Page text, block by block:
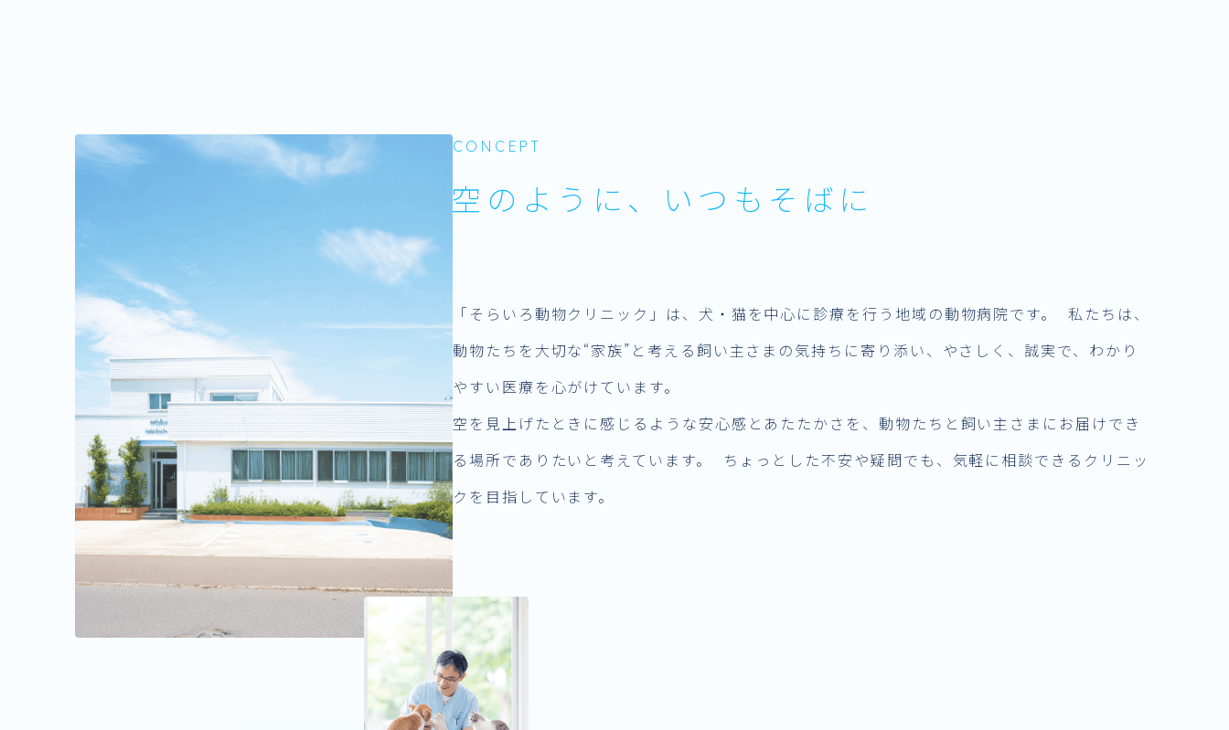
CONCEPT
空のように、いつもそばに
「そらいろ動物クリニック」は、犬・猫を中心に診療を行う地域の動物病院です。 私たちは、
動物たちを大切な“家族”と考える飼い主さまの気持ちに寄り添い、やさしく、誠実で、わかり
やすい医療を心がけています。
空を見上げたときに感じるような安心感とあたたかさを、動物たちと飼い主さまにお届けでき
る場所でありたいと考えています。 ちょっとした不安や疑問でも、気軽に相談できるクリニッ
クを目指しています。